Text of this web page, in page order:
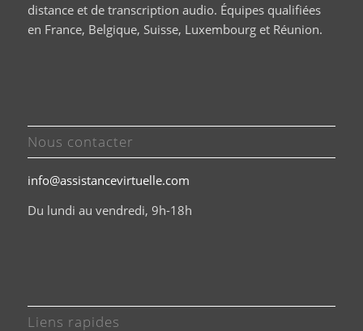
distance et de transcription audio. Équipes qualifiées
en France, Belgique, Suisse, Luxembourg et Réunion.
Nous contacter
info@assistancevirtuelle.com
Du lundi au vendredi, 9h-18h
Liens rapides